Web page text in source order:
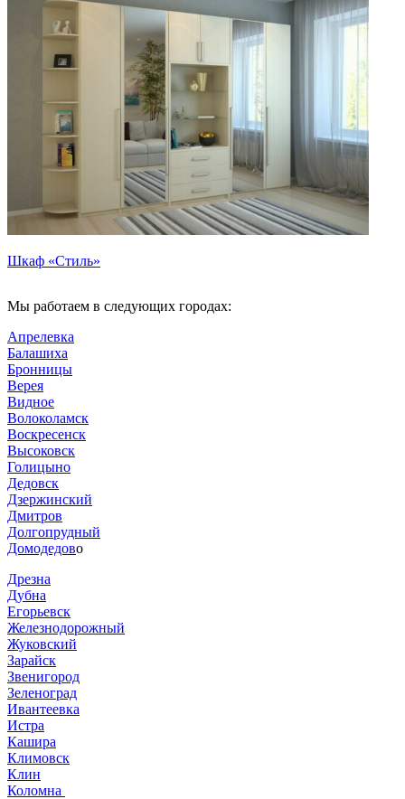
Шкаф «Стиль»
Мы работаем в следующих городах:
Апрелевка
Балашиха
Бронницы
Верея
Видное
Волоколамск
Воскресенск
Высоковск
Голицыно
Дедовск
Дзержинский
Дмитров
Долгопрудный
Домодедово
Дрезна
Дубна
Егорьевск
Железнодорожный
Жуковский
Зарайск
Звенигород
Зеленоград
Ивантеевка
Истра
Кашира
Климовск
Клин
Коломна